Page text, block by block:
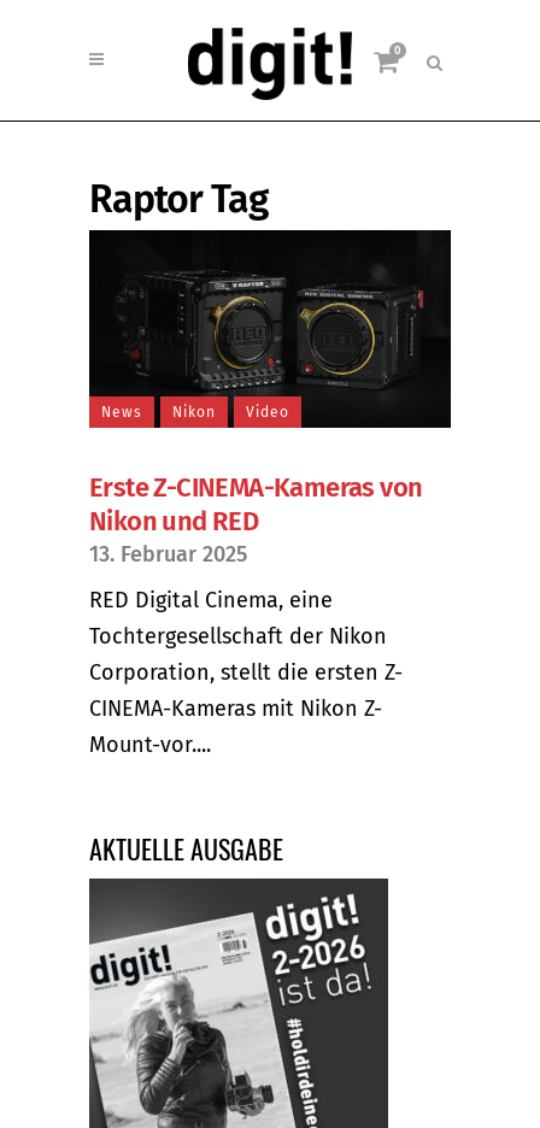
0
Raptor Tag
News Nikon Video
Erste Z-CINEMA-Kameras von
Nikon und RED
13. Februar 2025
RED Digital Cinema, eine
Tochtergesellschaft der Nikon
Corporation, stellt die ersten Z-
CINEMA-Kameras mit Nikon Z-
Mount-vor....
AKTUELLE AUSGABE